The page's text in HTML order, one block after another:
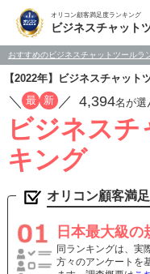
オリコン顧客満足度ランキング
ビジネスチャット
おすすめのビジネスチャットツールラ
【2022年】ビジネスチャッ
／ 最 新 ／ 4,394名が選
ビジネス
キング
オリコン顧客満
日本最大級
同ランキングは、実
方々のアンケートを